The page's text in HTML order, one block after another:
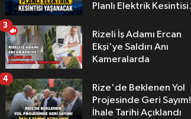
Planlı Elektrik Kesintisi
Rizeli İş Adamı Ercan
Ekşi'ye Saldırı Anı
Kameralarda
3
Rize'de Beklenen Yol
Projesinde Geri Sayım!
İhale Tarihi Açıklandı
4